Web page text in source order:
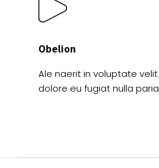
Obelion
Ale naerit in voluptate
dolore eu fugiat nulla